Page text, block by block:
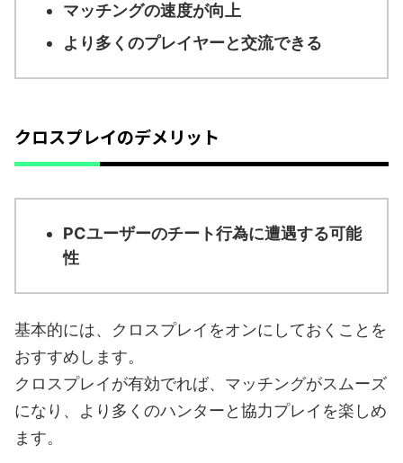
マッチングの速度が向上
より多くのプレイヤーと交流できる
クロスプレイのデメリット
PCユーザーのチート行為に遭遇する可能
性
基本的には、クロスプレイをオンにしておくことを
おすすめします。
クロスプレイが有効でれば、マッチングがスムーズ
になり、より多くのハンターと協力プレイを楽しめ
ます。